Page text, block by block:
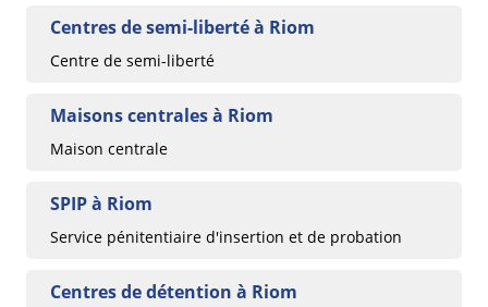
Centres de semi-liberté à Riom
Centre de semi-liberté
Maisons centrales à Riom
Maison centrale
SPIP à Riom
Service pénitentiaire d'insertion et de probation
Centres de détention à Riom